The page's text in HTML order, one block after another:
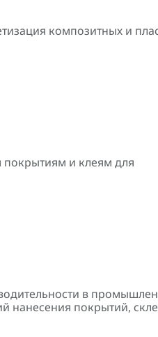
композитных и
и клеям для
в
нанесения покрытий,